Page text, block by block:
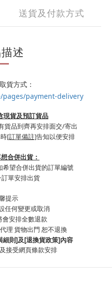
送貨及付款方式
述
貨方式：
payment-delivery
現貨及預訂貨品
貨品到齊再安排面交/寄出
[訂單備註]告知以便安排
合併出貨：
希望合併出貨的訂單編號
單安排出貨
提示
任何變更或取消
安排全數退款
理 貨物出門 恕不退換
細則]及[退換貨政策]內容
接受網頁條款安排